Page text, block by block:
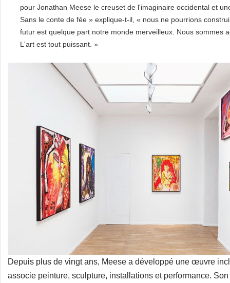
pour Jonathan Meese le creuset de l'imaginaire occidental et
Sans le conte de fée » explique-t-il, « nous ne pourrions
futur est quelque part notre monde merveilleux. Nous sommes
L'art est tout puissant. »
Depuis plus de vingt ans, Meese a développé une œuvre
associe peinture, sculpture, installations et performance.